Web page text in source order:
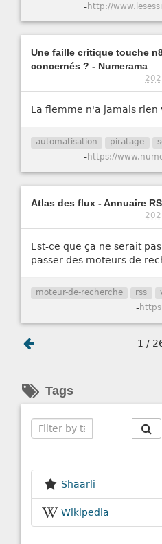
-
Une faille critique touche
concernés ? - Numerama
La flemme n'a jamais rien
automatisation piratage
-
Atlas des flux - Annuaire
Est-ce que ça ne serait
passer des moteurs de
moteur-de-recherche rss
-
1 /
Tags
Shaarli
Wikipedia